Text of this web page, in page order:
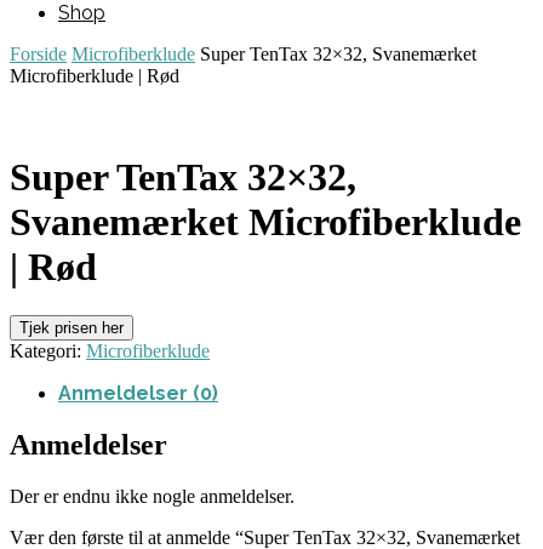
Shop
Forside Microfiberklude Super TenTax 32×32, Svanemærket
Microfiberklude | Rød
Super TenTax 32×32,
Svanemærket Microfiberklude
| Rød
Tjek prisen her
Kategori: Microfiberklude
Anmeldelser (0)
Anmeldelser
Der er endnu ikke nogle anmeldelser.
Vær den første til at anmelde “Super TenTax 32×32, Svanemærket